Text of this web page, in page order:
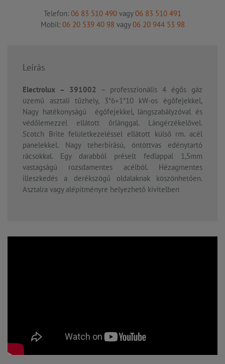
Telefon: 06 83 510 490 vagy06 83 510 491
Mobil: 06 20 539 40 98 vagy06 20 944 53 98
Leírás
Electrolux – 391002 – professzionális 4 égős gáz
üzemű asztali tűzhely, 3*6+1*10 kW-os égőfejekkel,
Nagy hatékonyságú égőfejekkel, lángszabályzóval és
védőlemezzel ellátott őrlánggal. Lángérzékelővel.
Scotch Brite felületkezeléssel ellátott külső rm. acél
panelekkel. Nagy teherbírású, öntöttvas edénytartó
rácsokkal. Egy darabból préselt fedlappal 1,5mm
vastagságú rozsdamentes acélból. Hézagmentes
illeszkedés a derékszögű oldalaknak köszönhetően.
Asztalra vagy alépítményre helyezhető kivitelben